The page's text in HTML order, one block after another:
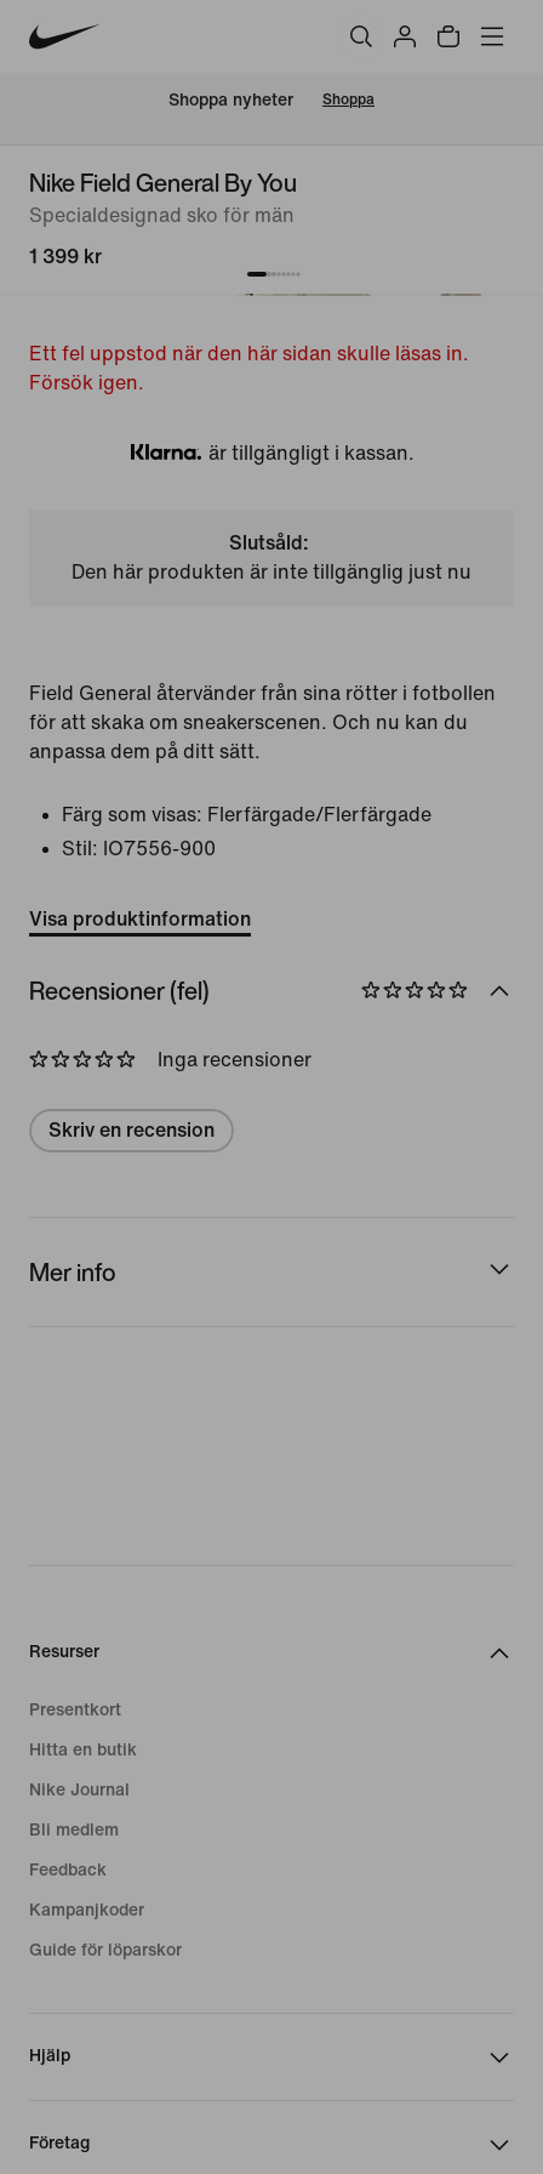
Shoppa nyheter Shoppa
Nike Field General By You
Specialdesignad sko för män
1 399 kr
Ett fel uppstod när den här sidan skulle läsas in.
Försök igen.
Klarna
är tillgängligt i kassan.
Slutsåld:
Den här produkten är inte tillgänglig just nu
Field General återvänder från sina rötter i fotbollen
för att skaka om sneakerscenen. Och nu kan du
anpassa dem på ditt sätt.
Färg som visas: Flerfärgade/Flerfärgade
Stil:
IO7556-900
Visa produktinformation
Recensioner (fel)
Inga recensioner
Skriv en recension
Mer info
Resurser
Presentkort
Hitta en butik
Nike Journal
Bli medlem
Feedback
Kampanjkoder
Guide för löparskor
Hjälp
Företag